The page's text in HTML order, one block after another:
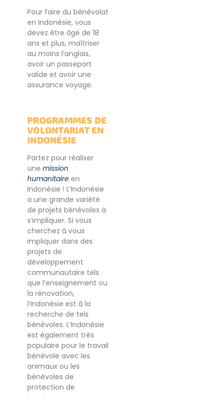
Pour faire du bénévolat
en Indonésie, vous
devez être âgé de 18
ans et plus, maîtriser
au moins l’anglais,
avoir un passeport
valide et avoir une
assurance voyage.
PROGRAMMES DE
VOLONTARIAT EN
INDONÉSIE
Partez pour réaliser
une mission
humanitaire en
Indonésie ! L’Indonésie
a une grande variété
de projets bénévoles à
s’impliquer. Si vous
cherchez à vous
impliquer dans des
projets de
développement
communautaire tels
que l’enseignement ou
la rénovation,
l’Indonésie est à la
recherche de tels
bénévoles. L’Indonésie
est également très
populaire pour le travail
bénévole avec les
animaux ou les
bénévoles de
protection de
l’environnement.